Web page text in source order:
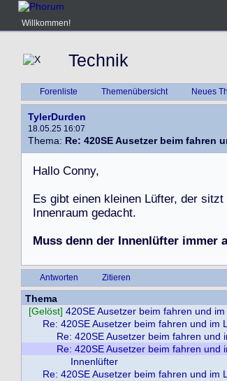
Willkommen!
Technik
Forenliste Themenübersicht Neues
TylerDurden
18.05.25 16:07
Thema: Re: 420SE Ausetzer beim fahren
Hallo Conny,
Es gibt einen kleinen Lüfter, der sitzt
Innenraum gedacht.
Muss denn der Innenlüfter immer
Antworten Zitieren
Thema
[Gelöst] 420SE Ausetzer beim fahren und
Re: 420SE Ausetzer beim fahren und im
Re: 420SE Ausetzer beim fahren und
Re: 420SE Ausetzer beim fahren und
Innenlüfter
Re: 420SE Ausetzer beim fahren und im